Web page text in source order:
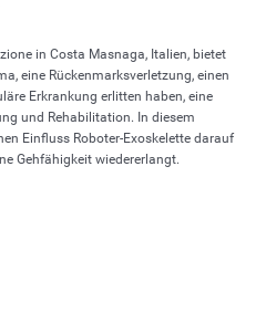
in Costa Masnaga, Italien, bietet
eine Rückenmarksverletzung, einen
Erkrankung erlitten haben, eine
und Rehabilitation. In diesem
Einfluss Roboter-Exoskelette darauf
Gehfähigkeit wiedererlangt.